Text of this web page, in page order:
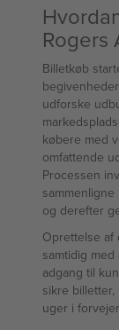
Rogers
Billetkøb
udforske
købere med
omfattende
Processen
og derefter
Oprettelse af
samtidig
adgang til
sikre
uger i